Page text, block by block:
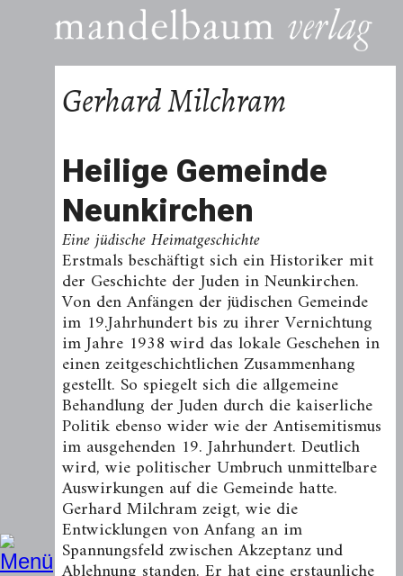
Gerhard Milchram
Heilige Gemeinde
Neunkirchen
Eine jüdische Heimatgeschichte
Erstmals beschäftigt sich ein Historiker mit
der Geschichte der Juden in Neunkirchen.
Von den Anfängen der jüdischen Gemeinde
im 19.Jahrhundert bis zu ihrer Vernichtung
im Jahre 1938 wird das lokale Geschehen in
einen zeitgeschichtlichen Zusammenhang
gestellt. So spiegelt sich die allgemeine
Behandlung der Juden durch die kaiserliche
Politik ebenso wider wie der Antisemitismus
im ausgehenden 19. Jahrhundert. Deutlich
wird, wie politischer Umbruch unmittelbare
Auswirkungen auf die Gemeinde hatte.
Gerhard Milchram zeigt, wie die
Entwicklungen von Anfang an im
Spannungsfeld zwischen Akzeptanz und